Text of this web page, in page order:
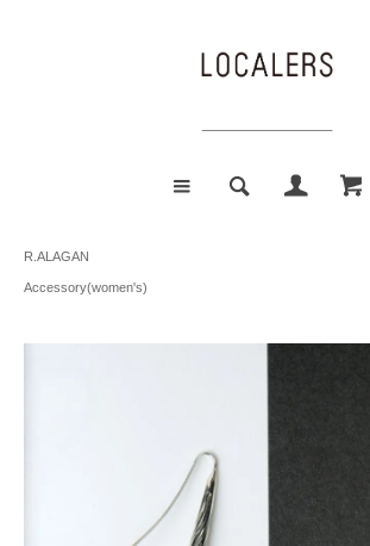
R.ALAGAN
Accessory(women's)